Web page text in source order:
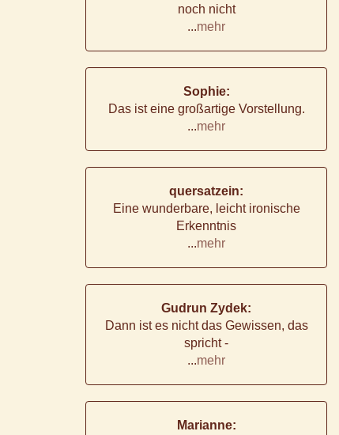
noch nicht
...mehr
Sophie:
Das ist eine großartige Vorstellung.
...mehr
quersatzein:
Eine wunderbare, leicht ironische
Erkenntnis
...mehr
Gudrun Zydek:
Dann ist es nicht das Gewissen, das
spricht -
...mehr
Marianne: